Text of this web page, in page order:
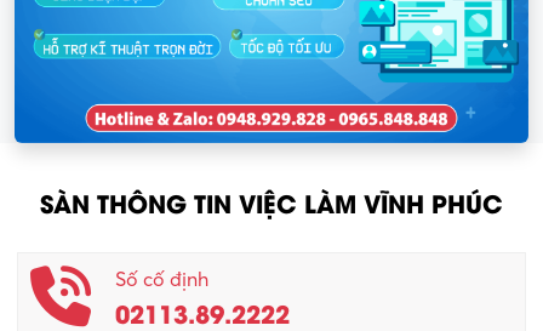
SÀN THÔNG TIN VIỆC LÀM VĨNH PHÚC
Số cố định
02113.89.2222